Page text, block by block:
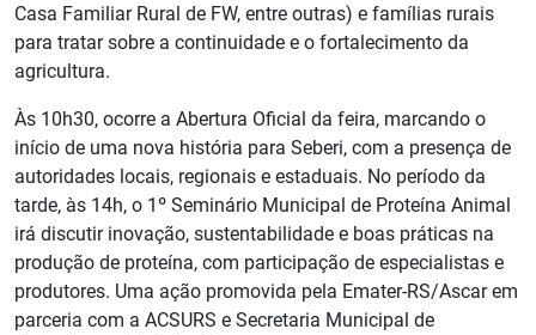
Casa Familiar Rural de FW, entre outras) e famílias rurais
para tratar sobre a continuidade e o fortalecimento da
agricultura.
Às 10h30, ocorre a Abertura Oficial da feira, marcando o
início de uma nova história para Seberi, com a presença de
autoridades locais, regionais e estaduais. No período da
tarde, às 14h, o 1º Seminário Municipal de Proteína Animal
irá discutir inovação, sustentabilidade e boas práticas na
produção de proteína, com participação de especialistas e
produtores. Uma ação promovida pela Emater-RS/Ascar em
parceria com a ACSURS e Secretaria Municipal de